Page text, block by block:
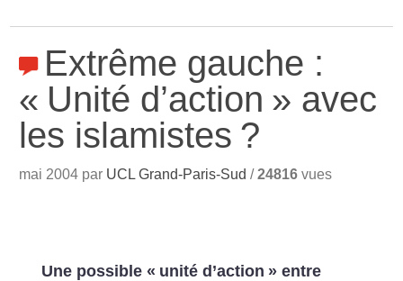
Extrême gauche :
« Unité d’action » avec
les islamistes ?
mai 2004 par UCL Grand-Paris-Sud /24816 vues
Une possible « unité d’action » entre